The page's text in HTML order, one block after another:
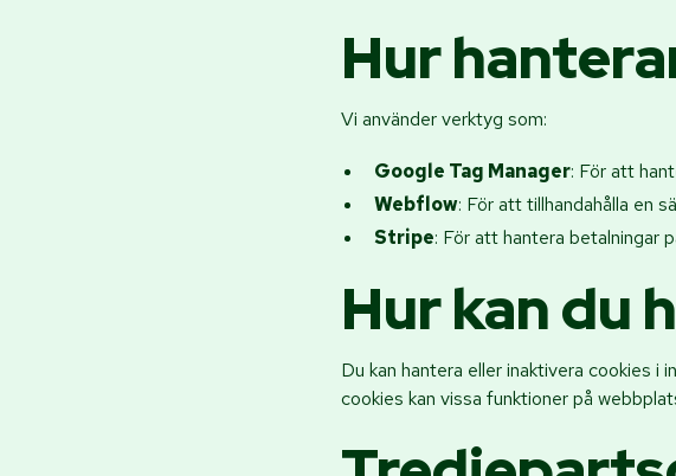
Hur
Vi använder verktyg som:
Google Tag Manager: För att
Webflow: För att tillhandahålla en
Stripe: För att hantera betalningar
Hur kan du
Du kan hantera eller inaktivera cookies i
cookies kan vissa funktioner på